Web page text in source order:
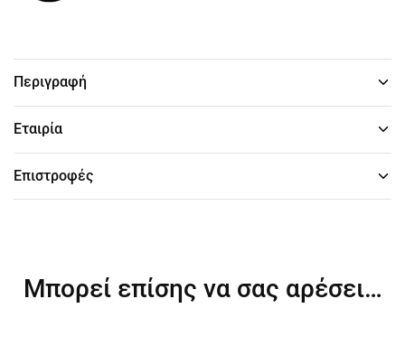
Περιγραφή
Εταιρία
Επιστροφές
Μπορεί επίσης να σας αρέσει…